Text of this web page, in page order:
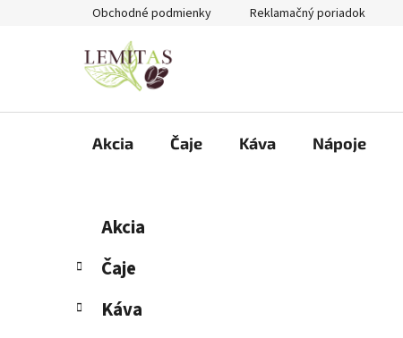
Obchodné podmienky Reklamačný poriadok
Akcia Čaje Káva Nápoje
č
ý
Preskočiť
kategórie
e
ó
Akcia
Čaje
Káva